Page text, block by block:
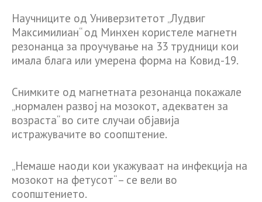
Научниците од Универзитетот „Лудвиг
Максимилиан“ од Минхен користеле магнетн
резонанца за проучување на 33 трудници кои
имала блага или умерена форма на Ковид-19.
Снимките од магнетната резонанца покажале
„нормален развој на мозокот, адекватен за
возраста“ во сите случаи објавија
истражувачите во соопштение.
„Немаше наоди кои укажуваат на инфекција на
мозокот на фетусот“ – се вели во
соопштението.